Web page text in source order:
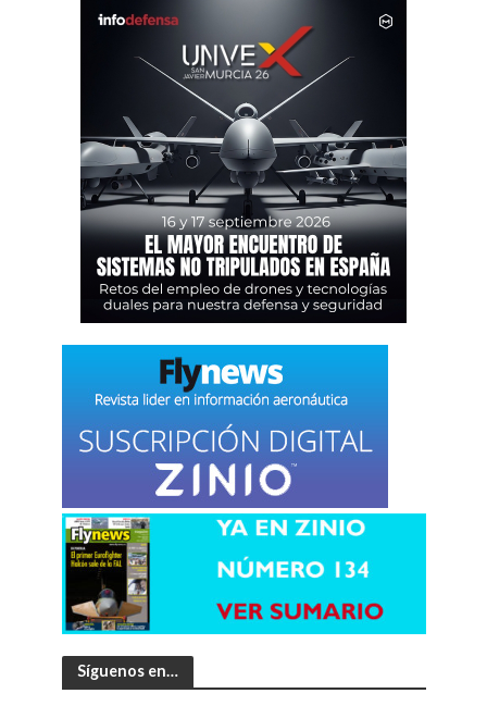
Síguenos en…